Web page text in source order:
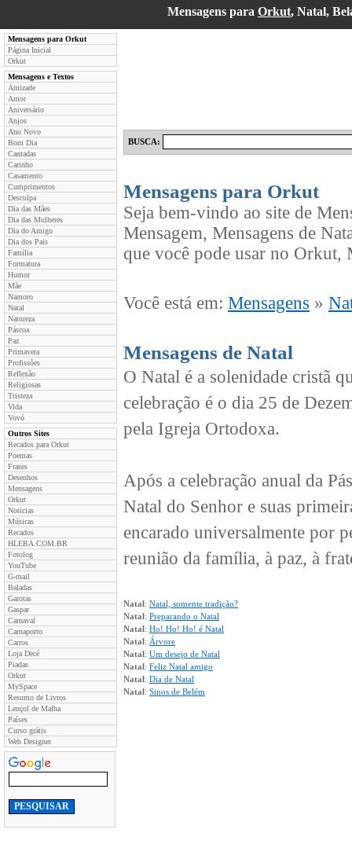
Mensagens para Orkut, Natal,
Mensagens para Orkut
Página Inicial
Orkut
Mensagens e Textos
Amizade
Amor
Aniversário
Anjos
Ano Novo
Bom Dia
Cantadas
Carinho
Casamento
Cumprimentos
Desculpa
Dia das Mães
Dia das Mulheres
Dia do Amigo
Dia dos Pais
Família
Formatura
Humor
Mãe
Namoro
Natal
Natureza
Páscoa
Paz
Primavera
Profissões
Reflexão
Religiosas
Tristeza
Vida
Vovó
Outros Sites
Recados para Orkut
Poemas
Frases
Desenhos
Mensagens
Orkut
Noticias
Músicas
Recados
HLERA.COM.BR
Fotolog
YouTube
G-mail
Baladas
Garotas
Gaspar
Carnaval
Carnaporto
Carros
Loja Decé
Piadas
Orkut
MySpace
Resumo de Livros
Lençol de Malha
Países
Curso grátis
Web Designer
BUSCA:
Mensagens para Orkut
Seja bem-vindo ao site de
Mensagem, Mensagens de
que você pode usar no
Você está em: Mensagens »
Mensagens de Natal
O Natal é a solenidade cristã
celebração é o dia 25 de
pela Igreja Ortodoxa.
Após a celebração anual da
Natal do Senhor e suas
encarado universalmente por
reunião da família, à paz, à
Natal: Natal, somente tradição?
Natal: Preparando o Natal
Natal: Ho! Ho! Ho! é Natal
Natal: Árvore
Natal: Um desejo de Natal
Natal: Feliz Natal amigo
Natal: Dia de Natal
Natal: Sinos de Belém